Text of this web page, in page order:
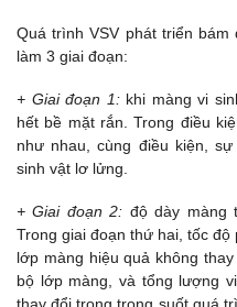
Quá trình VSV phát triển
làm 3 giai đoạn:
+ Giai đoạn 1:khi màng vi
hết bề mặt rắn. Trong điều
như nhau, cùng điều kiện,
sinh vật lơ lửng.
+ Giai đoạn 2: độ dày màng
Trong giai đoạn thứ hai, tốc
lớp màng hiệu quả không
bộ lớp màng, và tổng lượng